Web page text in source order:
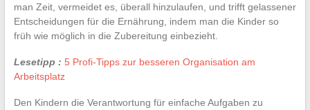
man Zeit, vermeidet es, überall hinzulaufen, und trifft gelassener
Entscheidungen für die Ernährung, indem man die Kinder so
früh wie möglich in die Zubereitung einbezieht.
Lesetipp : 5 Profi-Tipps zur besseren Organisation am
Arbeitsplatz
Den Kindern die Verantwortung für einfache Aufgaben zu